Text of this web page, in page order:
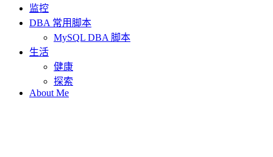
监控
DBA 常用脚本
MySQL DBA 脚本
生活
健康
探索
About Me